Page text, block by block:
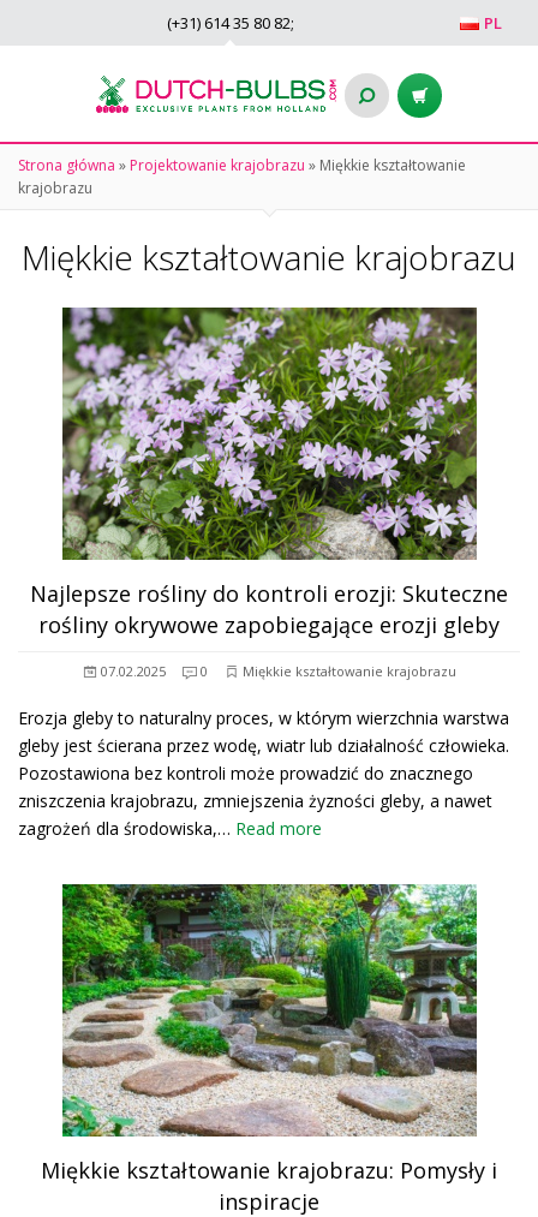
PL
(+31) 614 35 80 82;
Strona główna » Projektowanie krajobrazu » Miękkie kształtowanie
krajobrazu
Miękkie kształtowanie krajobrazu
Najlepsze rośliny do kontroli erozji: Skuteczne
rośliny okrywowe zapobiegające erozji gleby
07.02.2025 0 Miękkie kształtowanie krajobrazu
Erozja gleby to naturalny proces, w którym wierzchnia warstwa
gleby jest ścierana przez wodę, wiatr lub działalność człowieka.
Pozostawiona bez kontroli może prowadzić do znacznego
zniszczenia krajobrazu, zmniejszenia żyzności gleby, a nawet
zagrożeń dla środowiska,… Read more
Miękkie kształtowanie krajobrazu: Pomysły i
inspiracje